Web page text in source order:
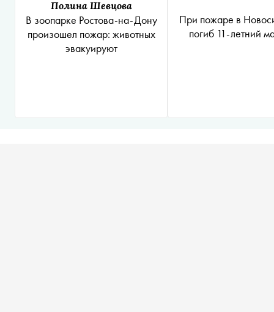
Полина Шевцова
В зоопарке Ростова-на-Дону
произошел пожар: животных
эвакуируют
При пожаре в
погиб 11-летний